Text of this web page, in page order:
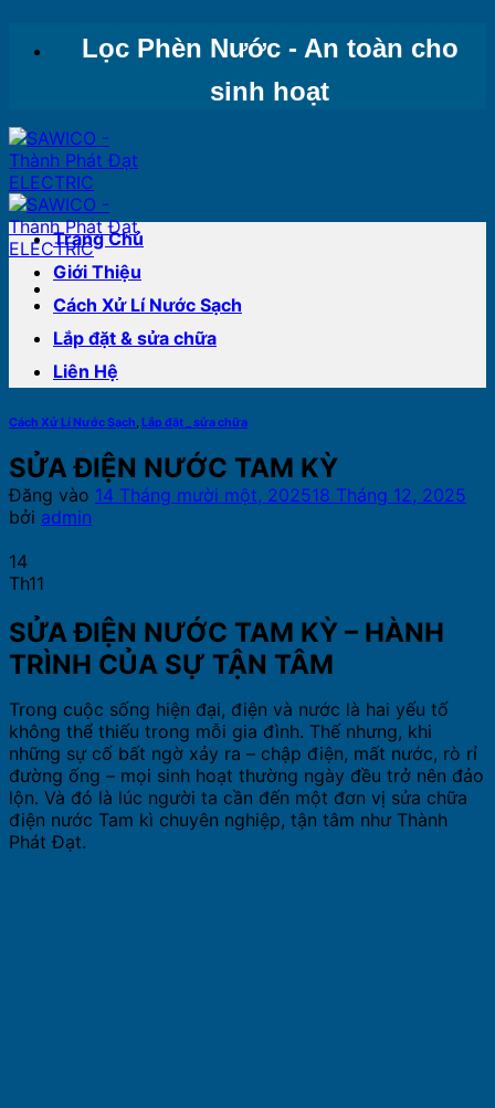
qua
Lọc Phèn Nước - An toàn cho
sinh hoạt
Trang Chủ
Giới Thiệu
Cách Xử Lí Nước Sạch
Lắp đặt & sửa chữa
Liên Hệ
Cách Xử Lí Nước Sạch, Lắp đặt _ sửa chữa
SỬA ĐIỆN NƯỚC TAM KỲ
Đăng vào 14 Tháng mười một, 202518 Tháng 12, 2025
bởi admin
14
Th11
SỬA ĐIỆN NƯỚC TAM KỲ – HÀNH
TRÌNH CỦA SỰ TẬN TÂM
Trong cuộc sống hiện đại, điện và nước là hai yếu tố
không thể thiếu trong mỗi gia đình. Thế nhưng, khi
những sự cố bất ngờ xảy ra – chập điện, mất nước, rò rỉ
đường ống – mọi sinh hoạt thường ngày đều trở nên đảo
lộn. Và đó là lúc người ta cần đến một đơn vị sửa chữa
điện nước Tam kì chuyên nghiệp, tận tâm như Thành
Phát Đạt.